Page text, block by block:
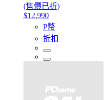
(售價已折)
$12,990
P幣
折扣